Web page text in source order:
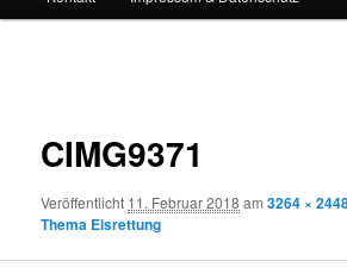
CIMG9371
Veröffentlicht 11. Februar 2018 am3264 ×
Thema Eisrettung